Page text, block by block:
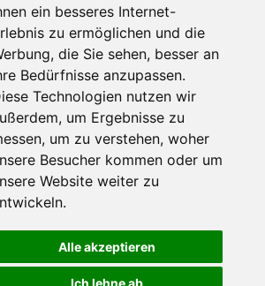
ein besseres Internet-
zu ermöglichen und die
die Sie sehen, besser an
Bedürfnisse anzupassen.
Technologien nutzen wir
um Ergebnisse zu
um zu verstehen, woher
Besucher kommen oder um
Website weiter zu
Alle akzeptieren
Ich lehne ab
über
jd
Login